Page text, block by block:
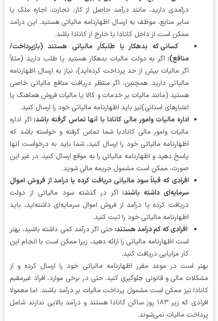
درآمدی دارید، مانند درآمد حاصل از کار، تجارت، اجاره ملک یا
سایر منابع، موظف به ارسال اظهارنامه مالیاتی هستید. این درآمد
ممکن است از داخل کانادا یا خارج از کانادا باشد.
کسانی که بدهکار یا طلبکار مالیاتی هستند (بازپرداخت/
منافع):اگر به دولت مالیات بدهکار هستید یا طلب دارید (مثلاً
اگر مالیات بیش از حد پرداخت کرده‌اید)، نیاز به ارسال اظهارنامه
مالیاتی دارید. همچنین، اگر منتظر دریافت منافع مالیاتی خاصی
هستید (مانند مالیات بر خدمات و کالا یا مالیات فروش هماهنگ یا
اعتبارهای استانی)نیز باید اظهارنامه مالیاتی خود را ارسال کنید.
اداره مالیات وامور مالی کانادا با آنها تماس گرفته باشد:اگر اداره
مالیات وامور مالی کانادبا شما تماس گرفته و خواسته باشد که
اظهارنامه مالیاتی خود را ارسال کنید، شما باید به درخواست آنها
پاسخ دهید و اظهارنامه مالیاتی را به موقع ارسال کنید. در غیر این
صورت، ممکن است مشمول جریمه‌ مالی شوید.
افرادی که قبلاً سود مالیاتی دریافت کرده یا درآمد از فروش اموال
سرمایه‌ای داشته باشند :اگر در گذشته سود مالیاتی از دولت
دریافت کرده یا درآمد از فروش اموال سرمایه‌ای داشته‌اید، باید
اظهارنامه مالیاتی خود را ثبت کنید.
افرادی که کم درآمد هستند:حتی اگر درآمد کمی داشته باشید، بهتر
است اظهارنامه مالیاتی را ارائه دهید، زیرا ممکن است با انجام این
کار مزایایی دریافت کنید.
است در موعد مقرر اظهارنامه مالیاتی خود را ارسال کرده و از
مالی و قانونی جلوگیری کنید. حتی در برخی موارد، افراد غیرمقیم
نیز ممکن است مشمول پرداخت مالیات بر درآمد باشند. اما معمولا
افرادی که زیر ۱۸۳ روز ساکن کانادا هستند و درآمد بالایی ندارند شامل
مالیات نمی‌شوند.